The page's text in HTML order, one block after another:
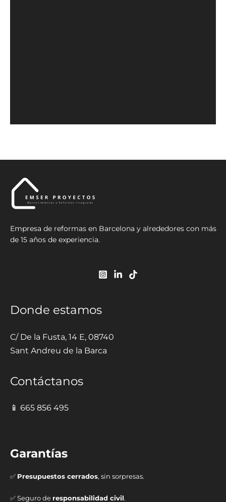
Empresa de reformas en Barcelona y alrededores con más
de 15 años de experiencia.
Donde estamos
C/ De la Fusta, 14 E, 08740
Sant Andreu de la Barca
Contáctanos
📱 665 856 495
Garantías
✅ Presupuestos cerrados, sin sorpresas.
✅ Seguro de responsabilidad civil.